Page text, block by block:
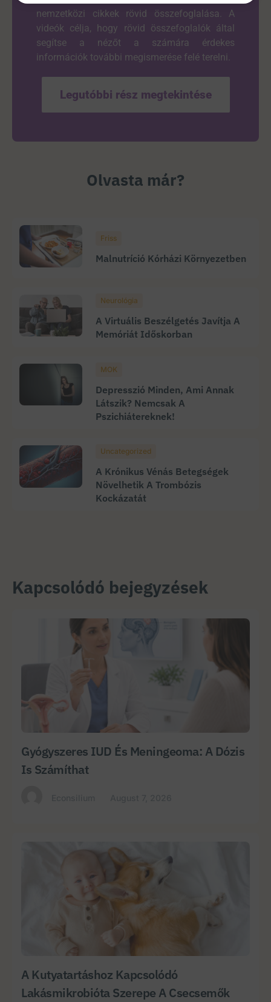
nemzetközi cikkek rövid összefoglalása. A
videók célja, hogy rövid összefoglalók által
segítse a nézőt a számára érdekes
információk további megismerése felé terelni.
Legutóbbi rész megtekintése
Olvasta már?
Friss
Malnutríció Kórházi Környezetben
Neurológia
A Virtuális Beszélgetés Javítja A
Memóriát Időskorban
MOK
Depresszió Minden, Ami Annak
Látszik? Nemcsak A
Pszichiátereknek!
Uncategorized
A Krónikus Vénás Betegségek
Növelhetik A Trombózis
Kockázatát
Kapcsolódó bejegyzések
Gyógyszeres IUD És Meningeoma: A Dózis
Is Számíthat
A Kutyatartáshoz Kapcsolódó
Lakásmikrobióta Szerepe A Csecsemők